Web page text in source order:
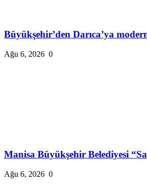
Büyükşehir’den Darıca’ya
Ağu 6, 2026 0
Manisa Büyükşehir Belediyesi
Ağu 6, 2026 0